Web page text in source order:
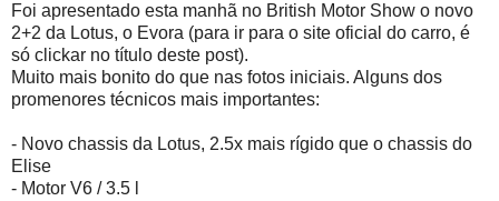
Foi apresentado esta manhã no British Motor Show o novo
2+2 da Lotus, o Evora (para ir para o site oficial do carro, é
só clickar no título deste post).
Muito mais bonito do que nas fotos iniciais. Alguns dos
promenores técnicos mais importantes:
- Novo chassis da Lotus, 2.5x mais rígido que o chassis do
Elise
- Motor V6 / 3.5 l